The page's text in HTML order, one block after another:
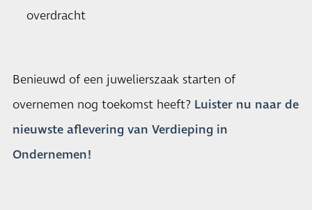
overdracht
Benieuwd of een juwelierszaak starten of
overnemen nog toekomst heeft? Luister nu naar de
nieuwste aflevering van Verdieping in
Ondernemen!